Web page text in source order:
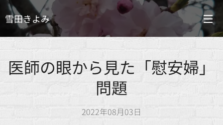
雪田きよみ
医師の眼から見た「慰安婦」
問題
2022年08月03日